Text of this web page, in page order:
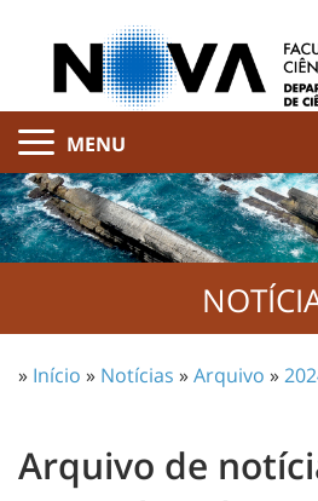
MENU
» Início » Notícias »Arquivo »
Arquivo de